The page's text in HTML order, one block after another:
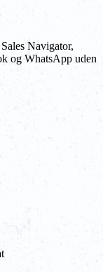
Navigator,
og WhatsApp uden